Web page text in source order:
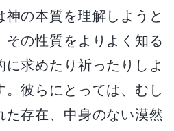
の本質を理解しようと
の性質をよりよく知る
求めたり祈ったりしよ
。彼らにとっては、むし
た存在、中身のない漠然